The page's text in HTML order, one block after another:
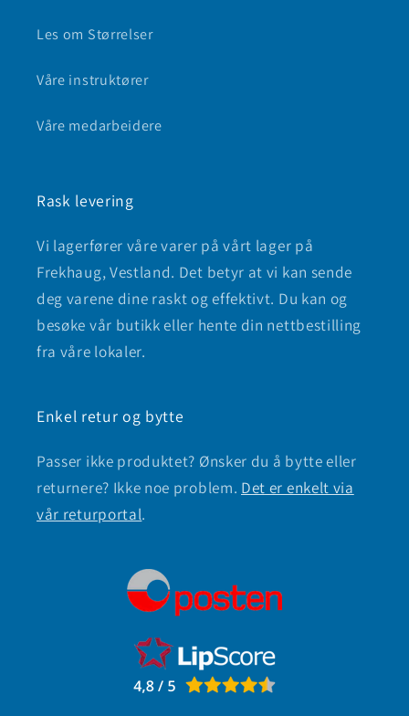
Les om Størrelser
Våre instruktører
Våre medarbeidere
Rask levering
Vi lagerfører våre varer på vårt lager på
Frekhaug, Vestland. Det betyr at vi kan sende
deg varene dine raskt og effektivt. Du kan og
besøke vår butikk eller hente din nettbestilling
fra våre lokaler.
Enkel retur og bytte
Passer ikke produktet? Ønsker du å bytte eller
returnere? Ikke noe problem. Det er enkelt via
vår returportal.